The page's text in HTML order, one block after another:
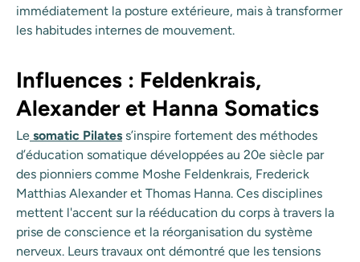
immédiatement la posture extérieure, mais à transformer
les habitudes internes de mouvement.
Influences : Feldenkrais,
Alexander et Hanna Somatics
Le somatic Pilates s’inspire fortement des méthodes
d’éducation somatique développées au 20e siècle par
des pionniers comme Moshe Feldenkrais, Frederick
Matthias Alexander et Thomas Hanna. Ces disciplines
mettent l'accent sur la rééducation du corps à travers la
prise de conscience et la réorganisation du système
nerveux. Leurs travaux ont démontré que les tensions